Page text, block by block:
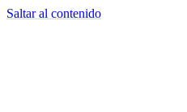
Saltar al contenido